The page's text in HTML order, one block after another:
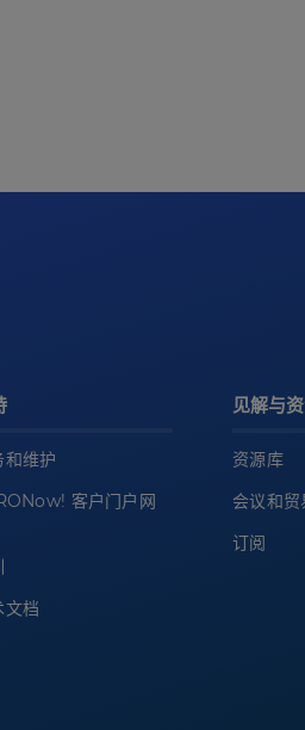
和维护
客户门户网
文档
见解与
资源库
会议和贸
订阅